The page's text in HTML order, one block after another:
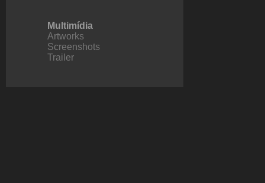
Multimídia
Artworks
Screenshots
Trailer